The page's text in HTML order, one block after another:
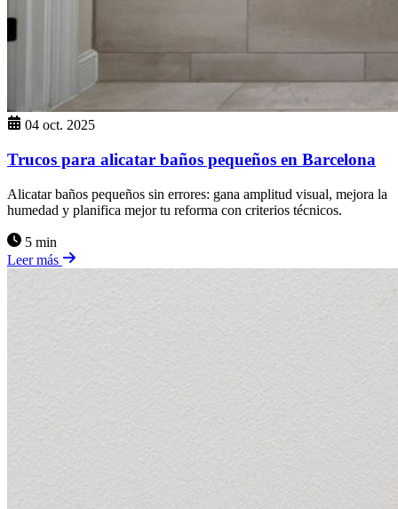
04 oct. 2025
Trucos para alicatar baños pequeños en Barcelona
Alicatar baños pequeños sin errores: gana amplitud visual, mejora la
humedad y planifica mejor tu reforma con criterios técnicos.
5 min
Leer más